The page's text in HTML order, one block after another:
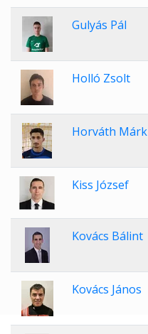
Gulyás Pál
Holló Zsolt
Horváth Márk
Kiss József
Kovács Bálint
Kovács János